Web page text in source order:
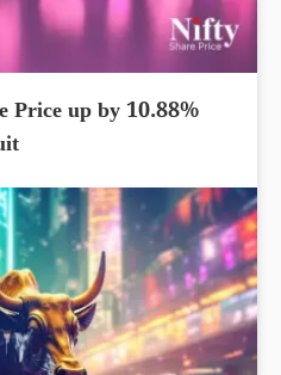
Price up by 10.88%